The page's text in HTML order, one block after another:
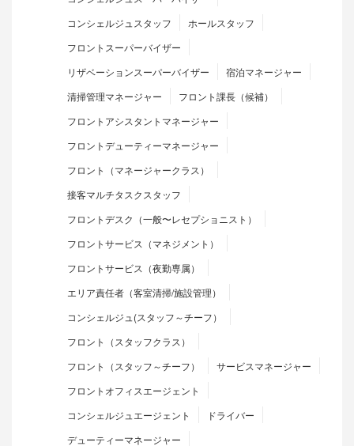
コンシェルジュスタッフ
ホールスタッフ
フロントスーパーバイザー
リザベーションスーパーバイザー
宿泊マネージャー
清掃管理マネージャー
フロント課長（候補）
フロントアシスタントマネージャー
フロントデューティーマネージャー
フロント（マネージャークラス）
接客マルチタスクスタッフ
フロントデスク（一般〜レセプショニスト）
フロントサービス（マネジメント）
フロントサービス（夜勤専属）
エリア責任者（客室清掃/施設管理）
コンシェルジュ(スタッフ～チーフ）
フロント（スタッフクラス）
フロント（スタッフ～チーフ）
サービスマネージャー
フロントオフィスエージェント
コンシェルジュエージェント
ドライバー
デューティーマネージャー